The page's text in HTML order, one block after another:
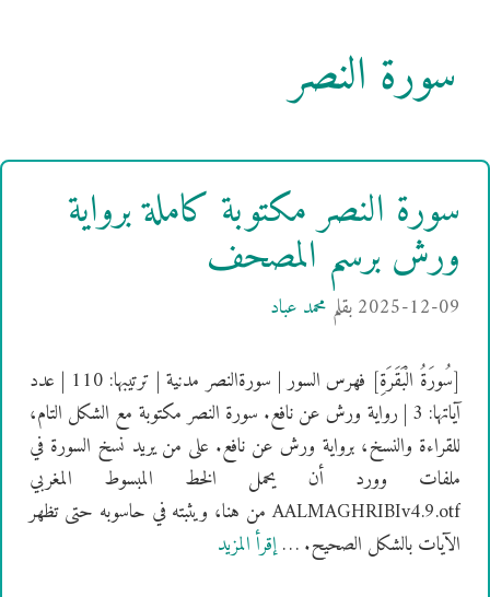
سورة النصر
سورة النصر مكتوبة كاملة برواية
ورش برسم المصحف
2025-12-09بقلم محمد عباد
[سُورَةُ الْبَقَرَةِ] فهرس السور | سورةالنصر مدنية | ترتيبها: 110 | عدد
آياتها: 3 | رواية ورش عن نافع. سورة النصر مكتوبة مع الشكل التام،
للقراءة والنسخ، برواية ورش عن نافع. على من يريد نسخ السورة في
ملفات وورد أن يحمل الخط المبسوط المغربي
AALMAGHRIBIv4.9.otf من هنا، ويثبته في حاسوبه حتى تظهر
الآيات بالشكل الصحيح. …إقرأ المزيد